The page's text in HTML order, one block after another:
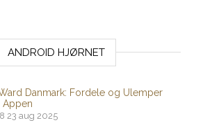
ANDROID HJØRNET
Danmark: Fordele og Ulemper
Appen
23 aug 2025